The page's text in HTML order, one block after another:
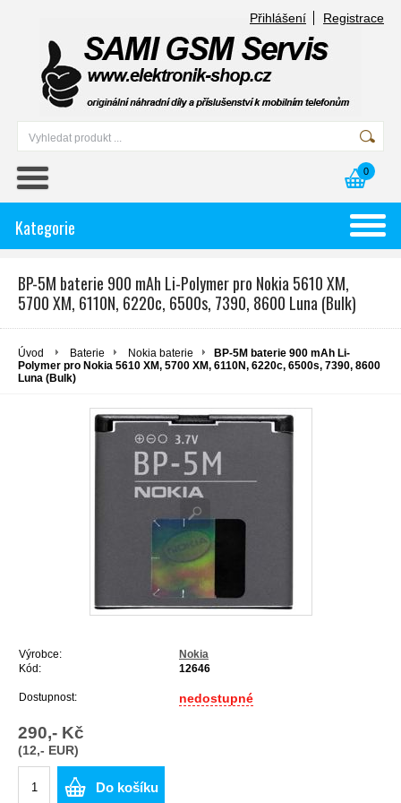
Přihlášení Registrace
0
Kategorie
BP-5M baterie 900 mAh Li-Polymer pro Nokia 5610 XM,
5700 XM, 6110N, 6220c, 6500s, 7390, 8600 Luna (Bulk)
Úvod Baterie Nokia baterie
BP-5M baterie 900 mAh Li-
Polymer pro Nokia 5610 XM, 5700 XM, 6110N, 6220c, 6500s, 7390, 8600
Luna (Bulk)
Výrobce:
Nokia
Kód:
12646
Dostupnost: nedostupné
290,- Kč
(12,- EUR)
Do košíku